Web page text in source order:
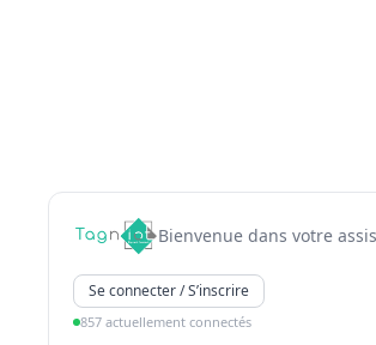
Bienvenue dans votre
Se connecter / S’inscrire
857 actuellement connectés